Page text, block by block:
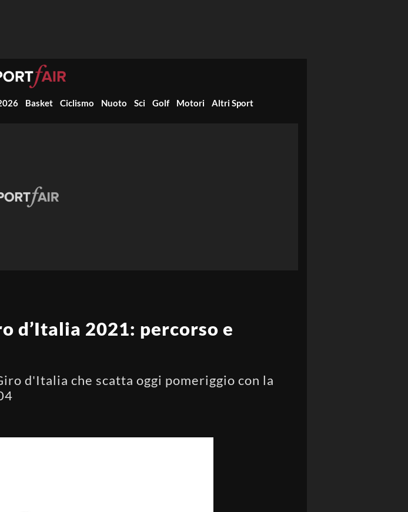
Basket Ciclismo Nuoto Sci Golf Motori Altri Sport
d’Italia 2021: percorso e
d'Italia che scatta oggi pomeriggio con la